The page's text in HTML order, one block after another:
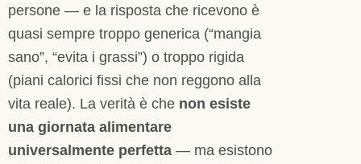
persone — e la risposta che ricevono è
quasi sempre troppo generica (“mangia
sano”, “evita i grassi”) o troppo rigida
(piani calorici fissi che non reggono alla
vita reale). La verità è che non esiste
una giornata alimentare
universalmente perfetta — ma esistono